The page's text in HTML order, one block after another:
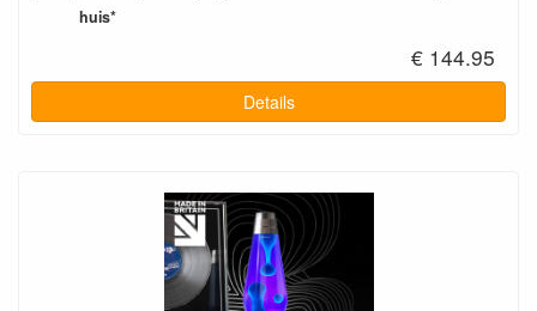
huis*
€ 144.95
Details